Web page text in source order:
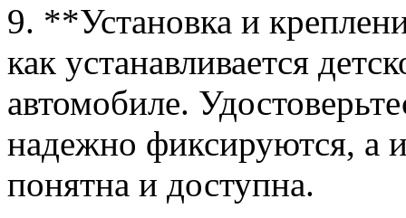
9. **Установка и
как устанавливается
автомобиле.
надежно фиксируются, а
понятна и доступна.